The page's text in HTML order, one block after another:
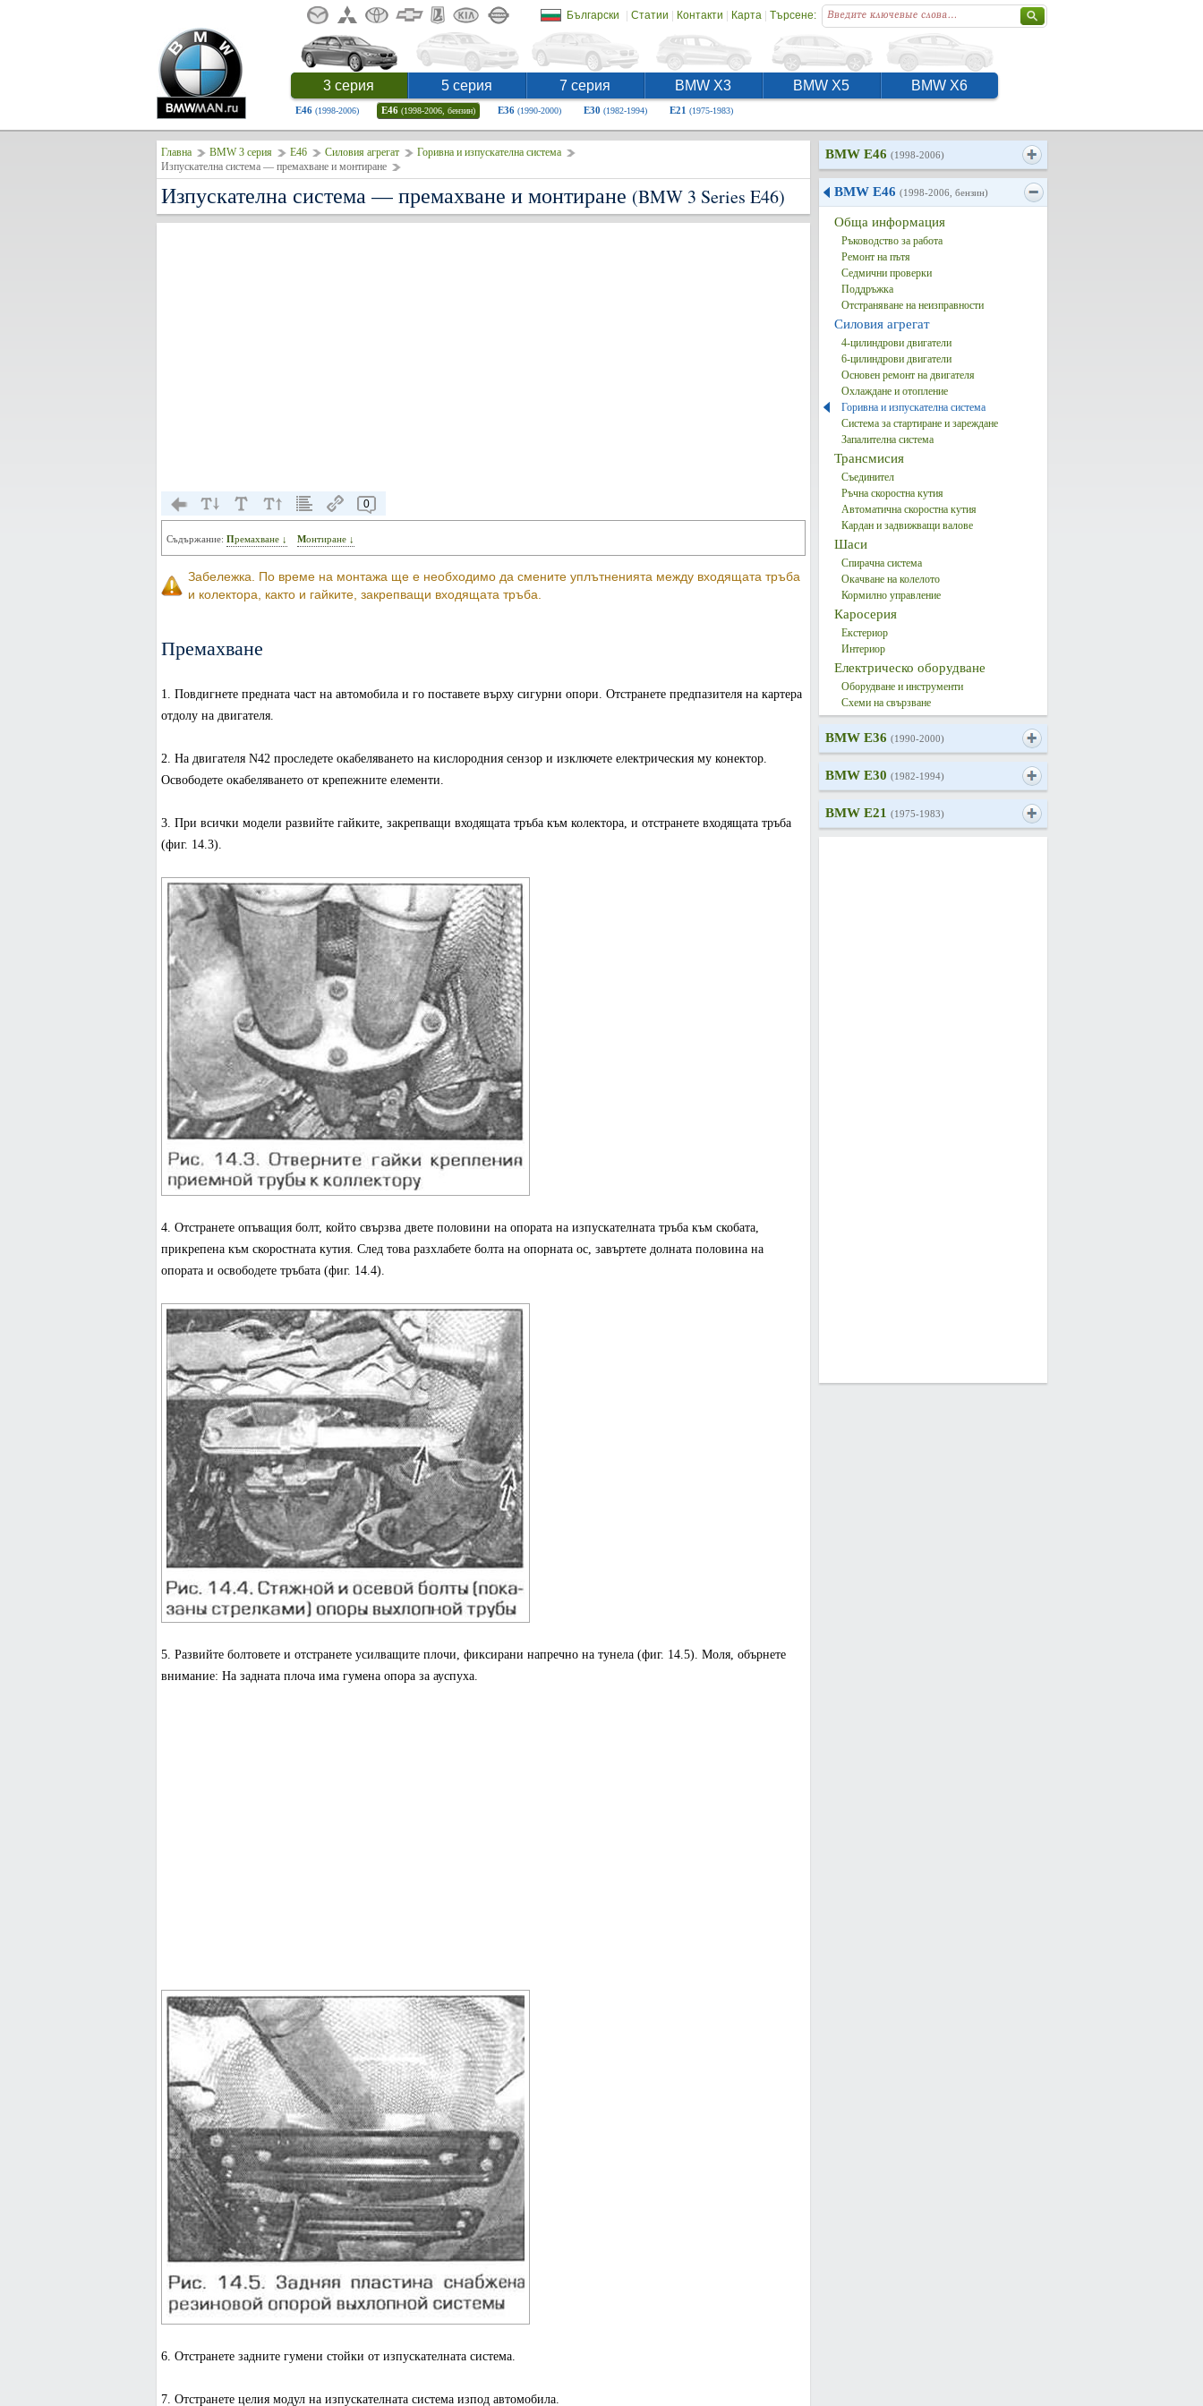
Български | Статии | Контакти | Карта| Търсене:
3 серия 5 серия 7 серия BMW X3 BMW X5 BMW X6
E46 (1998-2006) E46 (1998-2006, бензин) E36 (1990-2000) E30 (1982-1994) E21 (1975-1983)
Главна BMW 3 серия E46 Силовия агрегат
Горивна и изпускателна система
Изпускателна система — премахване и монтиране
Изпускателна система — премахване и монтиране (BMW 3 Series E46)
0
Съдържание: Премахване ↓ Монтиране ↓
Забележка. По време на монтажа ще е необходимо да смените уплътненията между входящата тръба
и колектора, както и гайките, закрепващи входящата тръба.
Премахване
1. Повдигнете предната част на автомобила и го поставете върху сигурни опори. Отстранете предпазителя на картера
отдолу на двигателя.
2. На двигателя N42 проследете окабеляването на кислородния сензор и изключете електрическия му конектор.
Освободете окабеляването от крепежните елементи.
3. При всички модели развийте гайките, закрепващи входящата тръба към колектора, и отстранете входящата тръба
(фиг. 14.3).
4. Отстранете опъващия болт, който свързва двете половини на опората на изпускателната тръба към скобата,
прикрепена към скоростната кутия. След това разхлабете болта на опорната ос, завъртете долната половина на
опората и освободете тръбата (фиг. 14.4).
5. Развийте болтовете и отстранете усилващите плочи, фиксирани напречно на тунела (фиг. 14.5). Моля, обърнете
внимание: На задната плоча има гумена опора за ауспуха.
6. Отстранете задните гумени стойки от изпускателната система.
7. Отстранете целия модул на изпускателната система изпод автомобила.
BMW E46 (1998-2006)
BMW E46 (1998-2006, бензин)
Обща информация
Ръководство за работа
Ремонт на пътя
Седмични проверки
Поддръжка
Отстраняване на неизправности
Силовия агрегат
4-цилиндрови двигатели
6-цилиндрови двигатели
Основен ремонт на двигателя
Охлаждане и отопление
Горивна и изпускателна система
Система за стартиране и зареждане
Запалителна система
Трансмисия
Съединител
Ръчна скоростна кутия
Автоматична скоростна кутия
Кардан и задвижващи валове
Шаси
Спирачна система
Окачване на колелото
Кормилно управление
Каросерия
Екстериор
Интериор
Електрическо оборудване
Оборудване и инструменти
Схеми на свързване
BMW E36 (1990-2000)
BMW E30 (1982-1994)
BMW E21 (1975-1983)